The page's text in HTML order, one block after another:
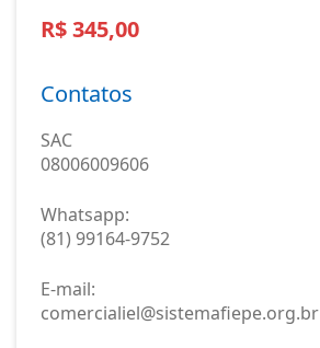
R$ 345,00
Contatos
SAC
08006009606
Whatsapp:
(81) 99164-9752
E-mail:
comercialiel@sistemafiepe.org.br